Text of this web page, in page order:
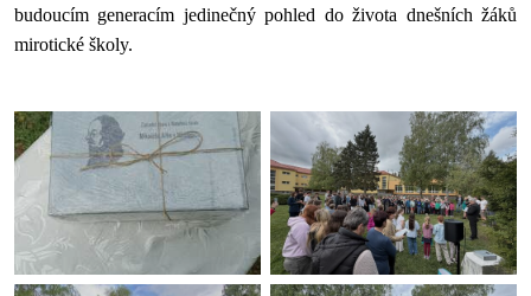
budoucím generacím jedinečný pohled do života dnešních žáků
mirotické školy.